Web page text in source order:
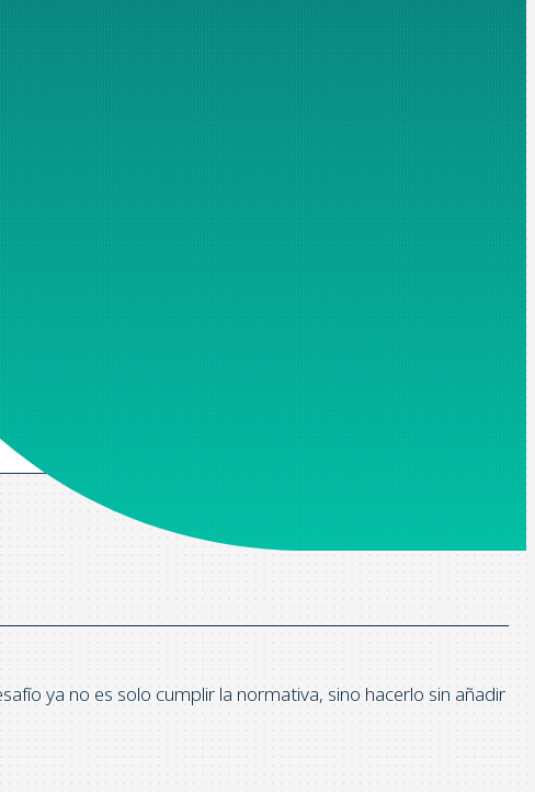
marcados con un asterisco son obligatorios, sin los cuales no
.
ya no es solo cumplir la normativa, sino hacerlo sin añadir